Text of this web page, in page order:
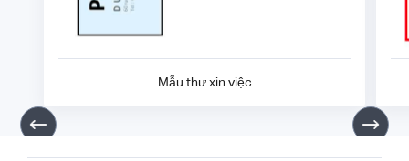
Mẫu thư xin việc